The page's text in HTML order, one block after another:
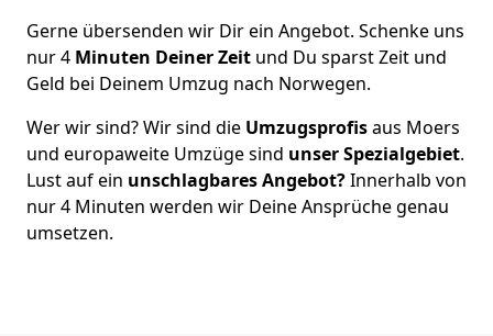
Gerne übersenden wir Dir ein Angebot. Schenke uns
nur4 Minuten Deiner Zeit und Du sparst Zeit und
Geld bei Deinem Umzug nach Norwegen.
Wer wir sind? Wir sind die Umzugsprofisaus Moers
und europaweite Umzüge sind unser Spezialgebiet.
Lust auf ein unschlagbares Angebot?Innerhalb von
nur4 Minuten werden wir Deine Ansprüche genau
umsetzen.